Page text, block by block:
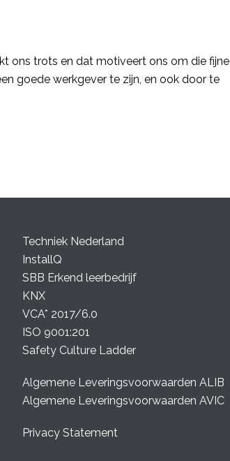
ons trots en dat motiveert ons om die fijne
goede werkgever te zijn, en ook door te
Techniek Nederland
InstallQ
SBB Erkend leerbedrijf
KNX
VCA* 2017/6.0
ISO 9001:201
Safety Culture Ladder
Algemene Leveringsvoorwaarden ALIB
Algemene Leveringsvoorwaarden AVIC
Privacy Statement